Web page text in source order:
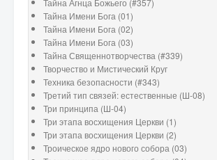
Тайна Имени Бога (01)
Тайна Имени Бога (02)
Тайна Имени Бога (03)
Тайна Священнотворчества (#339)
Творчество и Мистический Круг
Техника безопасности (#343)
Третий тип связей: естественные (Ш-08)
Три принципа (Ш-04)
Три этапа восхищения Церкви (1)
Три этапа восхищения Церкви (2)
Троическое ядро нового собора (03)